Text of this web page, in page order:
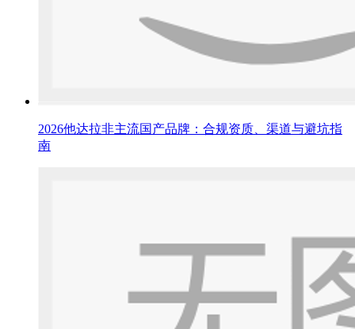
2026他达拉非主流国产品牌：合规资质、渠道与避坑指
南